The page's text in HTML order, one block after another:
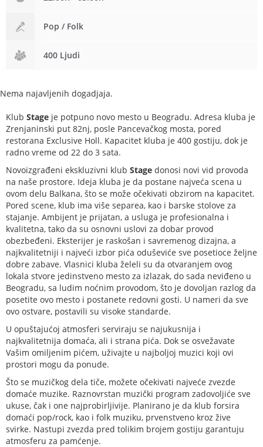
Pop / Folk
400 Ljudi
Nema najavljenih dogadjaja.
Klub Stage je potpuno novo mesto u Beogradu. Adresa kluba je
Zrenjaninski put 82nj, posle Pancevačkog mosta, pored
restorana Exclusive Holl. Kapacitet kluba je 400 gostiju, dok je
radno vreme od 22 do 3 sata.
Novoizgrađeni ekskluzivni klub Stage donosi novi vid provoda
na naše prostore. Ideja kluba je da postane najveća scena u
ovom delu Balkana, što se može očekivati obzirom na kapacitet.
Pored scene, klub ima više separea, kao i barske stolove za
stajanje. Ambijent je prijatan, a usluga je profesionalna i
kvalitetna, tako da su osnovni uslovi za dobar provod
obezbeđeni. Eksterijer je raskošan i savremenog dizajna, a
najkvalitetniji i najveći izbor pića oduševiće sve posetioce željne
dobre zabave. Vlasnici kluba želeli su da otvaranjem ovog
lokala stvore jedinstveno mesto za izlazak, do sada neviđeno u
Beogradu, sa ludim noćnim provodom, što je dovoljan razlog da
posetite ovo mesto i postanete redovni gosti. U nameri da sve
ovo ostvare, postavili su visoke standarde.
U opuštajućoj atmosferi serviraju se najukusnija i
najkvalitetnija domaća, ali i strana pića. Dok se osvežavate
Vašim omiljenim pićem, uživajte u najboljoj muzici koji ovi
prostori mogu da ponude.
Što se muzičkog dela tiče, možete očekivati najveće zvezde
domaće muzike. Raznovrstan muzički program zadovoljiće sve
ukuse, čak i one najprobirljivije. Planirano je da klub forsira
domaći pop/rock, kao i folk muziku, prvenstveno kroz žive
svirke. Nastupi zvezda pred tolikim brojem gostiju garantuju
atmosferu za pamćenje.